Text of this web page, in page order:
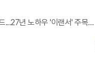
...27년 노하우 '이랜서' 주목영
는 "10년 후 세계 인구의 절반
직 중심의 경직된 채용 방식